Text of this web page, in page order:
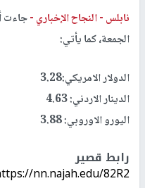
نابلس -النجاح الإخباري -جاءت
الجمعة، كما يأتي:
الدولار الامريكي:3.28
الدينار الاردني: 4.63
اليورو الاوروبي: 3.88
رابط قصير
nn.najah.edu/82R2/